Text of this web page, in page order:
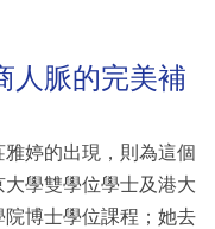
人脈的完美補
婷的出現，則為這個
學雙學位學士及港大
博士學位課程；她去